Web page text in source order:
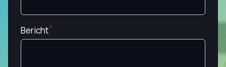
Bericht